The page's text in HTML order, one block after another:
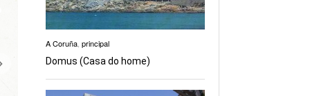
A Coruña, principal
Domus (Casa do home)